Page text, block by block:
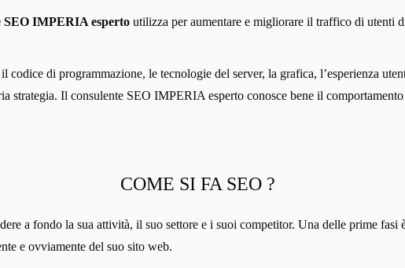
SEO IMPERIA esperto utilizza per aumentare e migliorare il traffico di utenti
di programmazione, le tecnologie del server, la grafica, l’esperienza
strategia. Il consulente SEO IMPERIA esperto conosce bene il
COME SI FA SEO ?
a fondo la sua attività, il suo settore e i suoi competitor. Una delle prime
e ovviamente del suo sito web.